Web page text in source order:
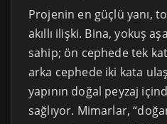
Projenin en güçlü yanı,
akıllı ilişki. Bina, yokuş
sahip; ön cephede tek
arka cephede iki kata
yapının doğal peyzaj
sağlıyor. Mimarlar,